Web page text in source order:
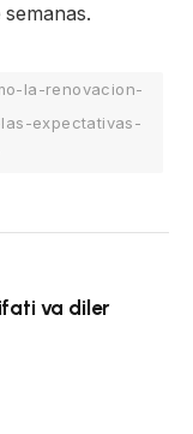
la-renovacion-
expectativas-
va diler